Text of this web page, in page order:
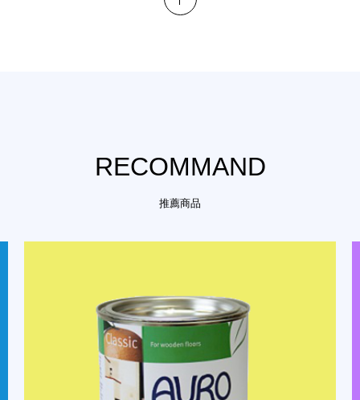
RECOMMAND
推薦商品